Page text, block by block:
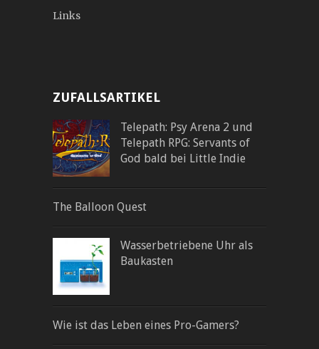
Links
ZUFALLSARTIKEL
Telepath: Psy Arena 2 und
Telepath RPG: Servants of
God bald bei Little Indie
The Balloon Quest
Wasserbetriebene Uhr als
Baukasten
Wie ist das Leben eines Pro-Gamers?